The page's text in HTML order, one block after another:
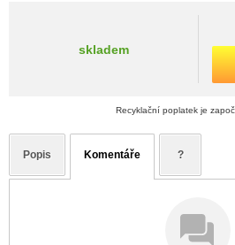
skladem
Recyklační poplatek je
Popis Komentáře ?